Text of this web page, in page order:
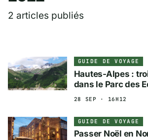
2 articles publiés
GUIDE DE VOYAGE
Hautes-Alpes :
dans le Parc des
28 SEP · 16H12
GUIDE DE VOYAGE
Passer Noël en